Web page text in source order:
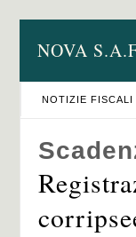
NOVA
NOTIZIE FISCALI